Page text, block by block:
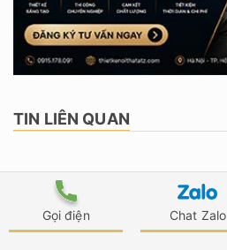
Gọi điện Chat Zalo
TIN LIÊN QUAN